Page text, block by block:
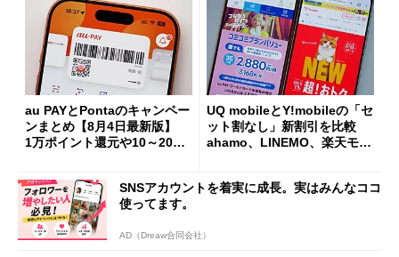
au PAYとPontaのキャンペー
ンまとめ【8月4日最新版】
1万ポイント還元や10～20％
UQ mobileとY!mobileの「セ
ット割なし」新割引を比較
ahamo、LINEMO、楽天モバ
SNSアカウントを着実に成長。実はみんなココ
使ってます。
AD（Dreaw合同会社）